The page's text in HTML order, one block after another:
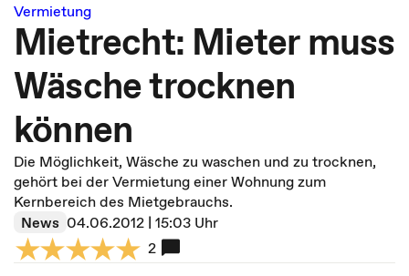
Vermietung
Mietrecht: Mieter muss
Wäsche trocknen
können
Die Möglichkeit, Wäsche zu waschen und zu trocknen,
gehört bei der Vermietung einer Wohnung zum
Kernbereich des Mietgebrauchs.
News 04.06.2012 | 15:03 Uhr
2